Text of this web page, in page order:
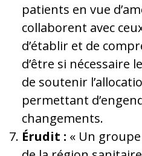
patients en vue
collaborent avec
d’établir et de
d’être si nécessaire
de soutenir
permettant
changements.
Érudit : « Un